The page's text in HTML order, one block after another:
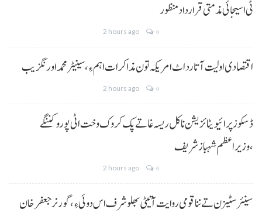
ٹی اسیجائی مذمتی قرارداد منظور
2 hours ago 0
اقتصادی اولیت آتا رد اٹ امریکہ تون مذاکرات اہم ءِ،سینیٹر محمد اورنگزیب
2 hours ago 0
ڈسکوز پرائیویٹائزیشن نا کل ریسہ غاتے پک کروک وخت اٹی پورو کننگے
،وزیراعظم شہباز شریف
2 hours ago 0
سینئر سٹیزن تے ننا قومی روایت آتیٹی بھلو شرف اس دوئی ءِ،گورنر جعفرخان